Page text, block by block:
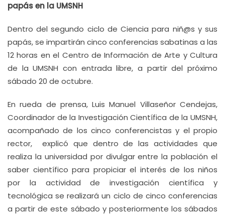
papás en la UMSNH
Dentro del segundo ciclo de Ciencia para niñ@s y sus
papás, se impartirán cinco conferencias sabatinas a las
12 horas en el Centro de Información de Arte y Cultura
de la UMSNH con entrada libre, a partir del próximo
sábado 20 de octubre.
En rueda de prensa, Luis Manuel Villaseñor Cendejas,
Coordinador de la Investigación Científica de la UMSNH,
acompañado de los cinco conferencistas y el propio
rector, explicó que dentro de las actividades que
realiza la universidad por divulgar entre la población el
saber científico para propiciar el interés de los niños
por la actividad de investigación científica y
tecnológica se realizará un ciclo de cinco conferencias
a partir de este sábado y posteriormente los sábados